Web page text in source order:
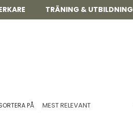
TRÄNING & UTBILDNING
PÅ